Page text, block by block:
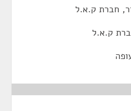
חברת ק.א.ל
ק.א.ל